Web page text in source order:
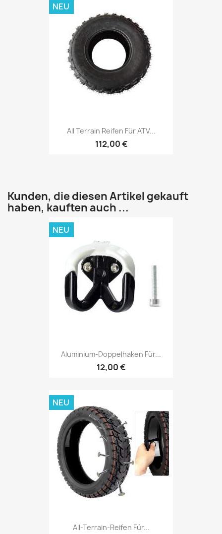
All Terrain Reifen Für ATV...
112,00 €
NEU
Kunden, die diesen Artikel gekauft
haben, kauften auch ...
Aluminium-Doppelhaken Für...
12,00 €
NEU
All-Terrain-Reifen Für...
NEU